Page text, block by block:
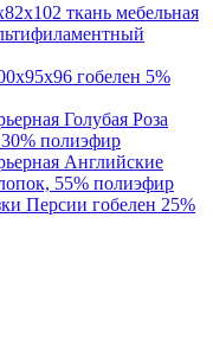
ткань мебельная
гобелен 5%
Голубая Роза
полиэфир
Английские
55% полиэфир
Персии гобелен 25%